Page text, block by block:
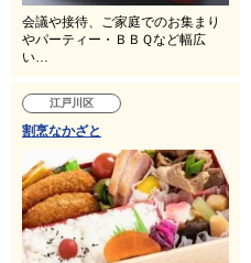
会議や接待、ご家庭でのお集まり
やパーティー・ＢＢＱなど幅広
い…
江戸川区
割烹なかざと